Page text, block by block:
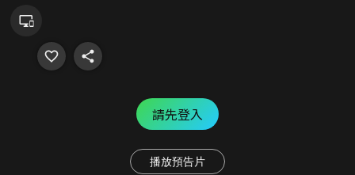
請先登入
播放預告片